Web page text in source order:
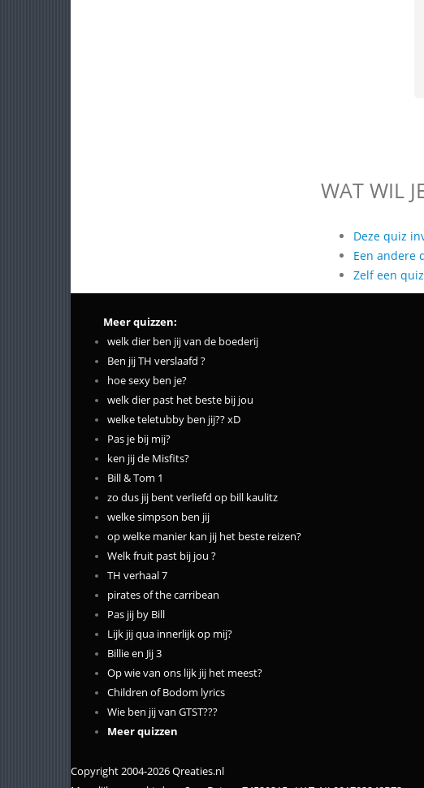
WAT WIL
Deze quiz
Een andere
Zelf een
Meer quizzen:
welk dier ben jij van de boederij
Ben jij TH verslaafd ?
hoe sexy ben je?
welk dier past het beste bij jou
welke teletubby ben jij?? xD
Pas je bij mij?
ken jij de Misfits?
Bill & Tom 1
zo dus jij bent verliefd op bill kaulitz
welke simpson ben jij
op welke manier kan jij het beste reizen?
Welk fruit past bij jou ?
TH verhaal 7
pirates of the carribean
Pas jij by Bill
Lijk jij qua innerlijk op mij?
Billie en Jij 3
Op wie van ons lijk jij het meest?
Children of Bodom lyrics
Wie ben jij van GTST???
Meer quizzen
Copyright 2004-2026 Qreaties.nl